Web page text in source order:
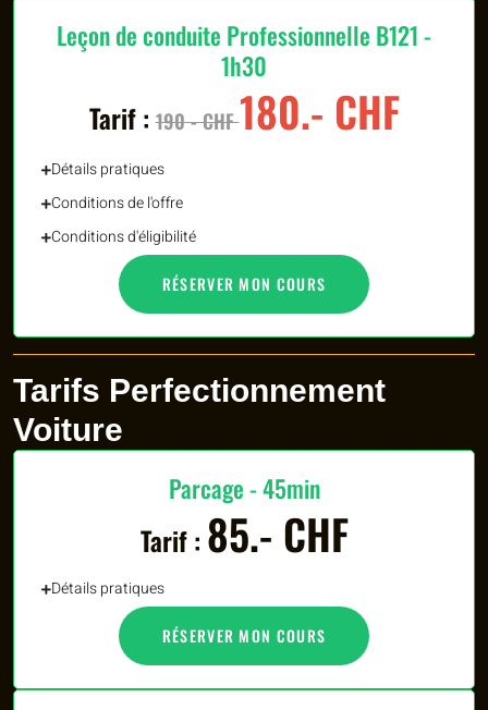
Leçon de conduite Professionnelle B121 -
1h30
Tarif :190 - CHF180.- CHF
Détails pratiques
Conditions de l'offre
Conditions d'éligibilité
RÉSERVER MON COURS
Tarifs Perfectionnement
Voiture
Parcage - 45min
Tarif : 85.- CHF
Détails pratiques
RÉSERVER MON COURS